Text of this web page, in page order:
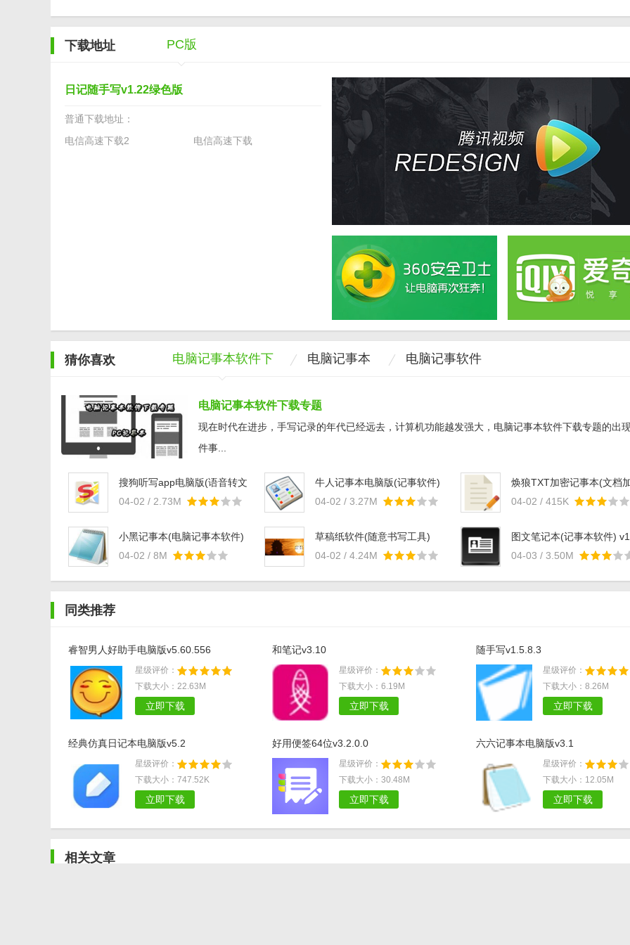
随手写为您提供高效、安全、私有的云服务
【软件优势】
1、界面清新漂亮，默认界面为仿 NeoPlanet 风格，支持换肤
2、最小化锁定功能，在你暂时离开时防止他人乘机偷看你的日记
3、一位帐户对应着一个日记文件，但根据需也可拥有多个日记文件
1.在首次使用本程序时，需要输入一个新的用户，程序在其所在的目录创建一个名为User的目录，用于存储不同用户的日记信息。
下载地址 PC版
日记随手写v1.22绿色版
普通下载地址：
电信高速下载2
电信高速下载
猜你喜欢 电脑记事本软件下 电脑记事本 电脑记事软件
电脑记事本软件下载专题
现在时代在进步，手写记录的年代已经远去，计算机功能越发强大，电脑记事本软件下载专题的出
件事...
搜狗听写app电脑版(语音转文
04-02 / 2.73M
牛人记事本电脑版(记事软件)
04-02 / 3.27M
焕狼TXT加密记事本(文档
04-02 / 415K
小黑记事本(电脑记事本软件)
04-02 / 8M
草稿纸软件(随意书写工具)
04-02 / 4.24M
图文笔记本(记事本软件)
04-03 / 3.50M
同类推荐
睿智男人好助手电脑版v5.60.556
星级评价：
下载大小：22.63M
立即下载
和笔记v3.10
星级评价：
下载大小：6.19M
立即下载
随手写v1.5.8.3
星级评价：
下载大小：8.26M
立即下载
经典仿真日记本电脑版v5.2
星级评价：
下载大小：747.52K
立即下载
好用便签64位v3.2.0.0
星级评价：
下载大小：30.48M
立即下载
六六记事本电脑版v3.1
星级评价：
下载大小：12.05M
立即下载
相关文章